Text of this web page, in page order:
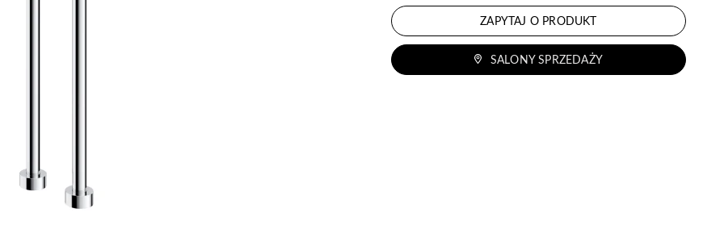
ZAPYTAJ O PRODUKT
SALONY SPRZEDAŻY